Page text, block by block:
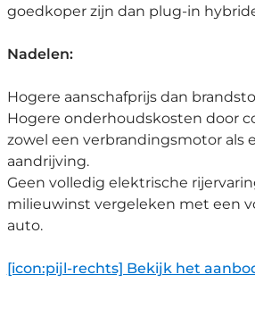
goedkoper zijn dan plug-in
Nadelen:
Hogere aanschafprijs dan
Hogere onderhoudskosten door
zowel een verbrandingsmotor als
aandrijving.
Geen volledig elektrische
milieuwinst vergeleken met een
auto.
[icon:pijl-rechts] Bekijk het